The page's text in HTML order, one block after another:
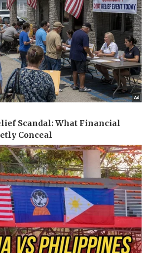
Quân sự - Quốc phòng
Vũ khí
Việt Nam
Phân tích